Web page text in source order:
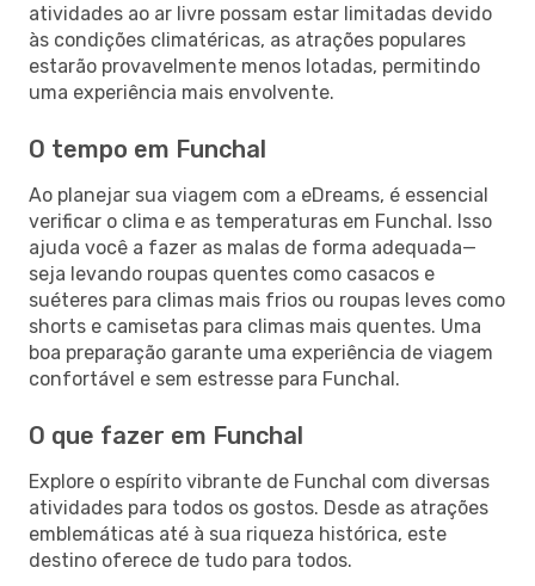
atividades ao ar livre possam estar limitadas devido
às condições climatéricas, as atrações populares
estarão provavelmente menos lotadas, permitindo
uma experiência mais envolvente.
O tempo em Funchal
Ao planejar sua viagem com a eDreams, é essencial
verificar o clima e as temperaturas em Funchal. Isso
ajuda você a fazer as malas de forma adequada—
seja levando roupas quentes como casacos e
suéteres para climas mais frios ou roupas leves como
shorts e camisetas para climas mais quentes. Uma
boa preparação garante uma experiência de viagem
confortável e sem estresse para Funchal.
O que fazer em Funchal
Explore o espírito vibrante de Funchal com diversas
atividades para todos os gostos. Desde as atrações
emblemáticas até à sua riqueza histórica, este
destino oferece de tudo para todos.